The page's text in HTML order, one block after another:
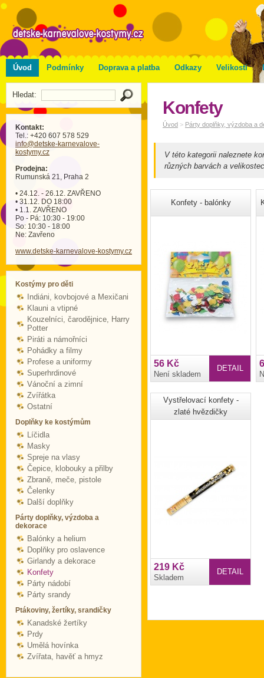
Úvod Podmínky Doprava a platba Odkazy Velikosti
Hledat:
Kontakt:
Tel.: +420 607 578 529
info@detske-karnevalove-
kostymy.cz
Prodejna:
Rumunská 21, Praha 2
• 24.12. - 26.12. ZAVŘENO
• 31.12. DO 18:00
• 1.1. ZAVŘENO
Po - Pá: 10:30 - 19:00
So: 10:30 - 18:00
Ne: Zavřeno
www.detske-karnevalove-kostymy.cz
Kostýmy pro děti
Indiáni, kovbojové a Mexičani
Klauni a vtipné
Kouzelníci, čarodějnice, Harry
Potter
Piráti a námořníci
Pohádky a filmy
Profese a uniformy
Superhrdinové
Vánoční a zimní
Zvířátka
Ostatní
Doplňky ke kostýmům
Líčidla
Masky
Spreje na vlasy
Čepice, klobouky a přilby
Zbraně, meče, pistole
Čelenky
Další doplňky
Párty doplňky, výzdoba a
dekorace
Balónky a helium
Doplňky pro oslavence
Girlandy a dekorace
Konfety
Párty nádobí
Párty srandy
Ptákoviny, žertíky, srandičky
Kanadské žertíky
Prdy
Umělá hovínka
Zvířata, havěť a hmyz
Konfety
Úvod > Párty doplňky, výzdoba a
V této kategorii naleznete
různých barvách a
Konfety - balónky
DETAIL
56 Kč
Není skladem
Vystřelovací konfety -
zlaté hvězdičky
DETAIL
219 Kč
Skladem